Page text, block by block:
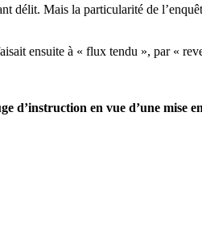
délit. Mais la particularité de
ensuite à « flux tendu », par «
d’instruction en vue d’une mise